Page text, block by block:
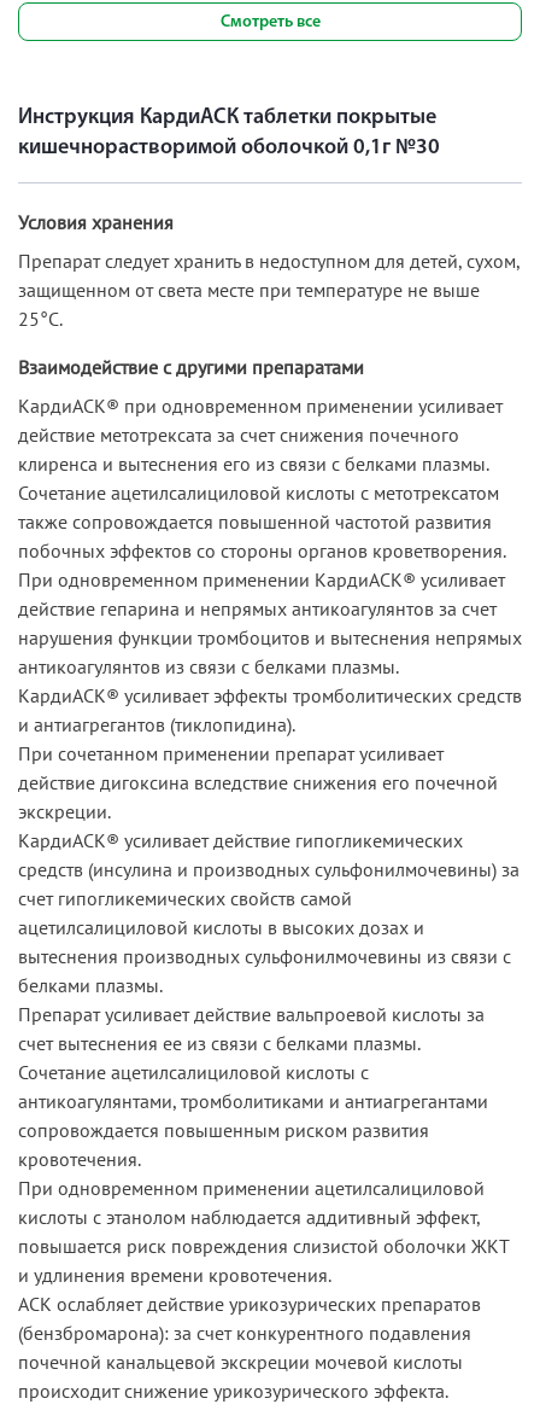
Смотреть все
Инструкция КардиАСК таблетки покрытые
кишечнорастворимой оболочкой 0,1г №30
Условия хранения
Препарат следует хранить в недоступном для детей, сухом,
защищенном от света месте при температуре не выше
25°C.
Взаимодействие с другими препаратами
КардиАСК® при одновременном применении усиливает
действие метотрексата за счет снижения почечного
клиренса и вытеснения его из связи с белками плазмы.
Сочетание ацетилсалициловой кислоты с метотрексатом
также сопровождается повышенной частотой развития
побочных эффектов со стороны органов кроветворения.
При одновременном применении КардиАСК® усиливает
действие гепарина и непрямых антикоагулянтов за счет
нарушения функции тромбоцитов и вытеснения непрямых
антикоагулянтов из связи с белками плазмы.
КардиАСК® усиливает эффекты тромболитических средств
и антиагрегантов (тиклопидина).
При сочетанном применении препарат усиливает
действие дигоксина вследствие снижения его почечной
экскреции.
КардиАСК® усиливает действие гипогликемических
средств (инсулина и производных сульфонилмочевины) за
счет гипогликемических свойств самой
ацетилсалициловой кислоты в высоких дозах и
вытеснения производных сульфонилмочевины из связи с
белками плазмы.
Препарат усиливает действие вальпроевой кислоты за
счет вытеснения ее из связи с белками плазмы.
Сочетание ацетилсалициловой кислоты с
антикоагулянтами, тромболитиками и антиагрегантами
сопровождается повышенным риском развития
кровотечения.
При одновременном применении ацетилсалициловой
кислоты с этанолом наблюдается аддитивный эффект,
повышается риск повреждения слизистой оболочки ЖКТ
и удлинения времени кровотечения.
АСК ослабляет действие урикозурических препаратов
(бензбромарона): за счет конкурентного подавления
почечной канальцевой экскреции мочевой кислоты
происходит снижение урикозурического эффекта.